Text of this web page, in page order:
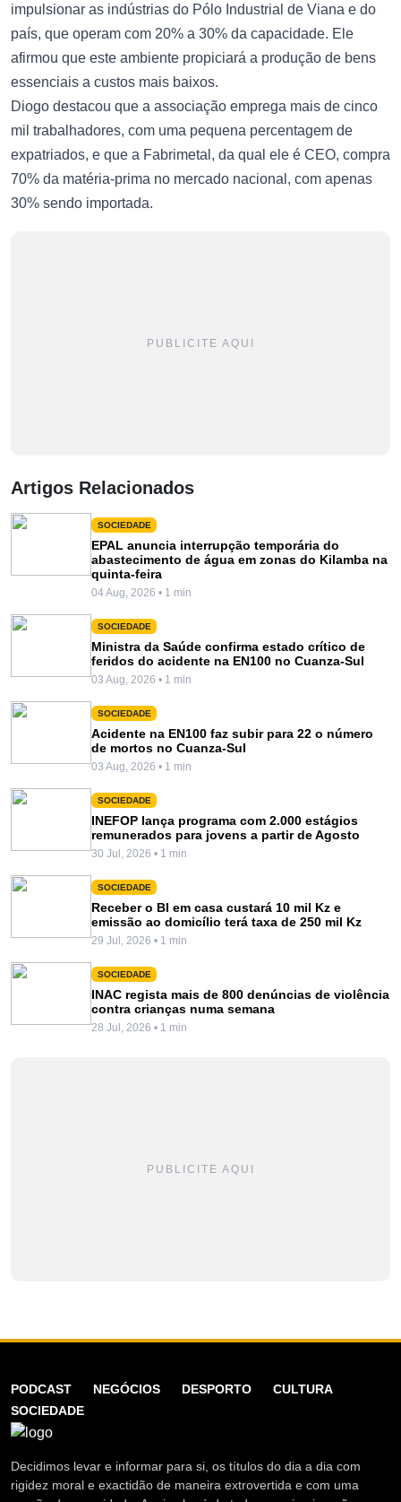
impulsionar as indústrias do Pólo Industrial de Viana e do
país, que operam com 20% a 30% da capacidade. Ele
afirmou que este ambiente propiciará a produção de bens
essenciais a custos mais baixos.
Diogo destacou que a associação emprega mais de cinco
mil trabalhadores, com uma pequena percentagem de
expatriados, e que a Fabrimetal, da qual ele é CEO, compra
70% da matéria-prima no mercado nacional, com apenas
30% sendo importada.
PUBLICITE AQUI
Artigos Relacionados
SOCIEDADE
EPAL anuncia interrupção temporária do
abastecimento de água em zonas do Kilamba na
quinta-feira
04 Aug, 2026 • 1 min
SOCIEDADE
Ministra da Saúde confirma estado crítico de
feridos do acidente na EN100 no Cuanza-Sul
03 Aug, 2026 • 1 min
SOCIEDADE
Acidente na EN100 faz subir para 22 o número
de mortos no Cuanza-Sul
03 Aug, 2026 • 1 min
SOCIEDADE
INEFOP lança programa com 2.000 estágios
remunerados para jovens a partir de Agosto
30 Jul, 2026 • 1 min
SOCIEDADE
Receber o BI em casa custará 10 mil Kz e
emissão ao domicílio terá taxa de 250 mil Kz
29 Jul, 2026 • 1 min
SOCIEDADE
INAC regista mais de 800 denúncias de violência
contra crianças numa semana
28 Jul, 2026 • 1 min
PUBLICITE AQUI
PODCAST NEGÓCIOS DESPORTO
CULTURA
SOCIEDADE
Decidimos levar e informar para si, os títulos do dia a dia com
rigidez moral e exactidão de maneira extrovertida e com uma